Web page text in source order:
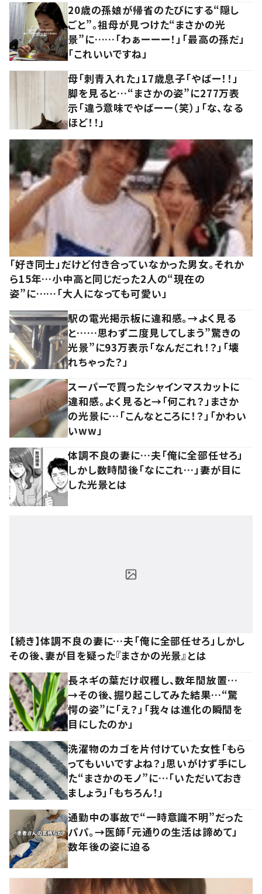
20歳の孫娘が帰省のたびにする“隠し
ごと”。祖母が見つけた“まさかの光
景”に……「わぁーーー！」「最高の孫だ」
「これいいですね」
母「刺青入れた」17歳息子「やばー！！」
脚を見ると…“まさかの姿”に277万表
示「違う意味でやばーー（笑）」「な、なる
ほど！！」
「好き同士」だけど付き合っていなかった男女。それか
ら15年…小中高と同じだった2人の“現在の
姿”に……「大人になっても可愛い」
駅の電光掲示板に違和感。→よく見る
と……思わず二度見してしまう”驚きの
光景”に93万表示「なんだこれ！？」「壊
れちゃった？」
スーパーで買ったシャインマスカットに
違和感。よく見ると→「何これ？」まさか
の光景に…「こんなところに！？」「かわい
いww」
体調不良の妻に…夫「俺に全部任せろ」
しかし数時間後「なにこれ…」妻が目に
した光景とは
【続き】体調不良の妻に…夫「俺に全部任せろ」しかし
その後、妻が目を疑った『まさかの光景』とは
長ネギの葉だけ収穫し、数年間放置…
→その後、掘り起こしてみた結果…“驚
愕の姿”に「え？」「我々は進化の瞬間を
目にしたのか」
洗濯物のカゴを片付けていた女性「もら
ってもいいですよね？」思いがけず手にし
た“まさかのモノ”に…「いただいておき
ましょう」「もちろん！」
通勤中の事故で“一時意識不明”だった
パパ。→医師「元通りの生活は諦めて」
数年後の姿に迫る